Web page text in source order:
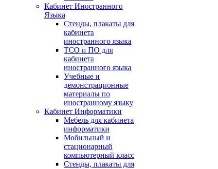
Кабинет Иностранного
Языка
Стенды, плакаты для
кабинета
иностранного языка
ТСО и ПО для
кабинета
иностранного языка
Учебные и
демонстрационные
материалы по
иностранному языку
Кабинет Информатики
Мебель для кабинета
информатики
Мобильный и
стационарный
компьютерный класс
Стенды, плакаты для